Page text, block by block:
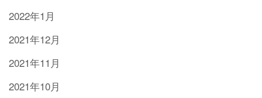
2022年1月
2021年12月
2021年11月
2021年10月